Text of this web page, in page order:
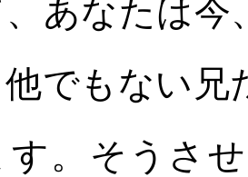
あなたは今
他でもない
す。そうさ